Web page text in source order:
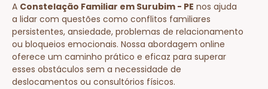
A Constelação Familiar em Surubim - PE nos ajuda
a lidar com questões como conflitos familiares
persistentes, ansiedade, problemas de relacionamento
ou bloqueios emocionais. Nossa abordagem online
oferece um caminho prático e eficaz para superar
esses obstáculos sem a necessidade de
deslocamentos ou consultórios físicos.